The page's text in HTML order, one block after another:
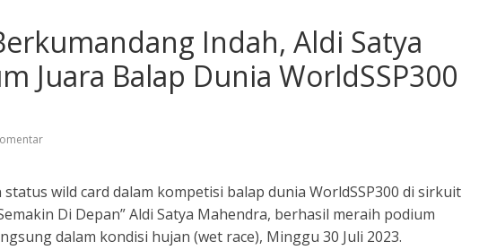
Indah, Aldi Satya
Juara Balap Dunia WorldSSP300
wild card dalam kompetisi balap dunia WorldSSP300 di sirkuit
Di Depan” Aldi Satya Mahendra, berhasil meraih podium
dalam kondisi hujan (wet race), Minggu 30 Juli 2023.